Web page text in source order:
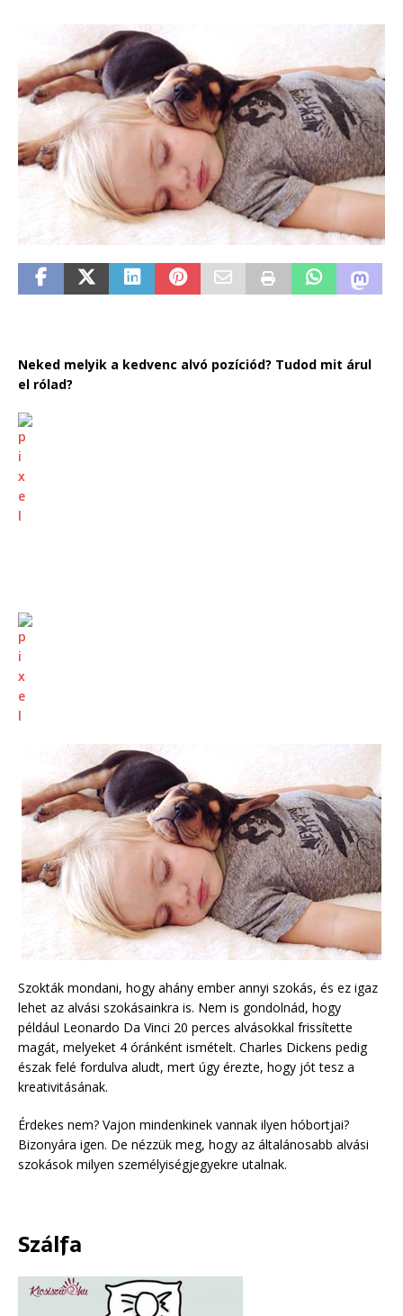
Neked melyik a kedvenc alvó pozíciód? Tudod mit árul
el rólad?
Szokták mondani, hogy ahány ember annyi szokás, és ez igaz
lehet az alvási szokásainkra is. Nem is gondolnád, hogy
például Leonardo Da Vinci 20 perces alvásokkal frissítette
magát, melyeket 4 óránként ismételt. Charles Dickens pedig
észak felé fordulva aludt, mert úgy érezte, hogy jót tesz a
kreativitásának.
Érdekes nem? Vajon mindenkinek vannak ilyen hóbortjai?
Bizonyára igen. De nézzük meg, hogy az általánosabb alvási
szokások milyen személyiségjegyekre utalnak.
Szálfa